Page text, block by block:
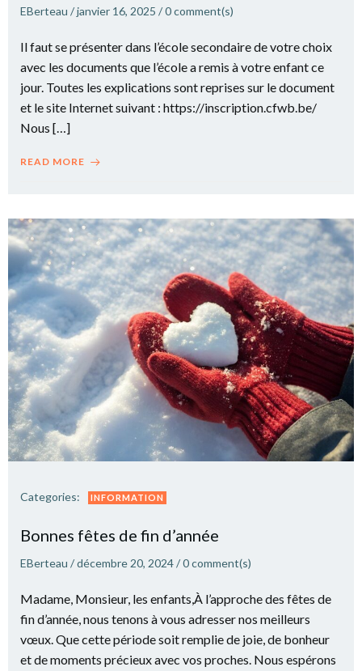
EBerteau /janvier 16, 2025 /0comment(s)
Il faut se présenter dans l’école secondaire de votre choix
avec les documents que l’école a remis à votre enfant ce
jour. Toutes les explications sont reprises sur le document
et le site Internet suivant : https://inscription.cfwb.be/
Nous […]
READ MORE
Categories: INFORMATION
Bonnes fêtes de fin d’année
EBerteau /décembre 20, 2024/0comment(s)
Madame, Monsieur, les enfants,À l’approche des fêtes de
fin d’année, nous tenons à vous adresser nos meilleurs
vœux. Que cette période soit remplie de joie, de bonheur
et de moments précieux avec vos proches. Nous espérons